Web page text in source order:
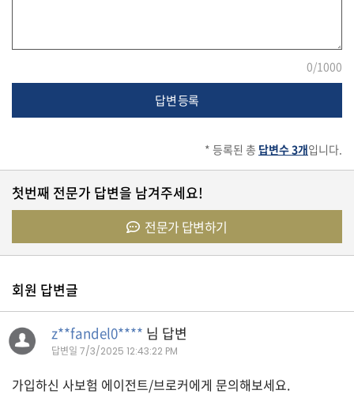
니/
테
학/
교
육
강
여
취
미/
0/1000
답변 등록
* 등록된 총 답변수 3개입니다.
첫번째 전문가 답변을 남겨주세요!
전문가 답변하기
회원 답변글
z**fandel0**** 님 답변
답변일 7/3/2025 12:43:22 PM
가입하신 사보험 에이전트/브로커에게 문의해보세요.